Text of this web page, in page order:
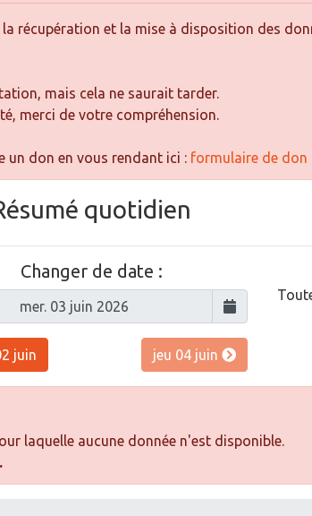
récupération et la mise à disposition des
mais cela ne saurait tarder.
merci de votre compréhension.
un don en vous rendant ici : formulaire de don
quotidien
Changer de date :
juin jeu 04 juin
laquelle aucune donnée n'est disponible.